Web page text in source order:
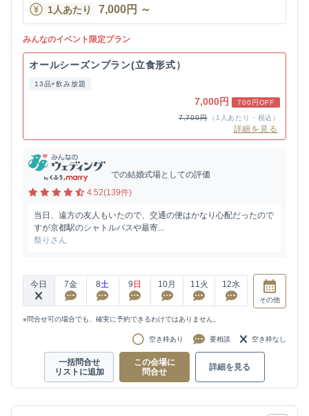
1人あたり 7,000円 ～
みんなのイベント限定プラン
オールシーズンプラン(立食形式）
13品+飲み放題
7,000円
700円OFF
7,700円
（1人あたり・税込）
詳細を見る
での結婚式場としての評価
4.52(139件)
当日、遠方の友人もいたので、交通の便はかなり心配だったので
すが京都駅のシャトルバスや最寄...
祭りさん
今日 7金 8土 9 日 10月 11火 12水
その他
※問合せ可の場合でも、確実に予約できるわけではありません。
空き枠あり 要相談 空き枠なし
一括問合せ
リストに追加
この会場に
問合せ
詳細を見る